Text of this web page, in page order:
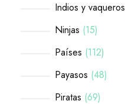
Indios y vaqueros
Ninjas 15
Países 112
Payasos 48
Piratas 69